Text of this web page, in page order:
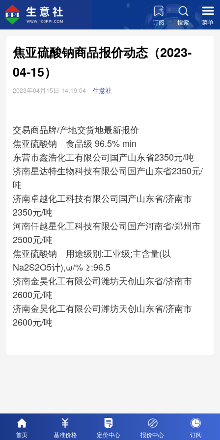
订阅 搜索 菜单
焦亚硫酸钠商品报价动态（2023-
04-15）
2023年04月15日 14:19:04 生意社
交易商品牌/产地交货地最新报价
焦亚硫酸钠 食品级 96.5% min
东营市鑫浩化工有限公司国产山东省2350元/吨
济南星达特生物科技有限公司国产山东省2350元/
吨
济南卓越化工科技有限公司国产山东省/济南市
2350元/吨
河南仟越星化工科技有限公司国产河南省/郑州市
2500元/吨
焦亚硫酸钠 用途级别:工业级;主含量(以
Na2S2O5计),ω/% ≥:96.5
济南金昊化工有限公司潍坊天创山东省/济南市
2600元/吨
济南金昊化工有限公司潍坊天创山东省/济南市
2600元/吨
首页 基准价格 定价中心 报价中心 订阅